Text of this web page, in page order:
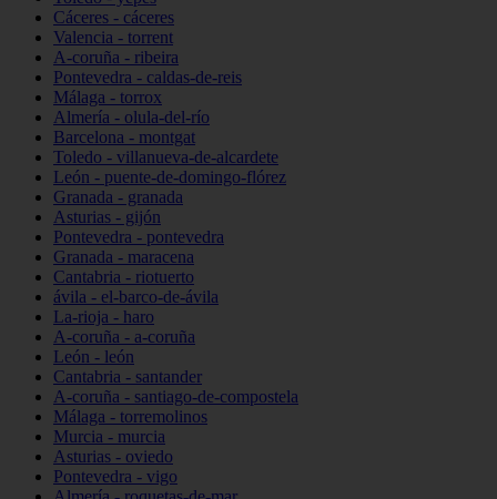
Cáceres - cáceres
Valencia - torrent
A-coruña - ribeira
Pontevedra - caldas-de-reis
Málaga - torrox
Almería - olula-del-río
Barcelona - montgat
Toledo - villanueva-de-alcardete
León - puente-de-domingo-flórez
Granada - granada
Asturias - gijón
Pontevedra - pontevedra
Granada - maracena
Cantabria - riotuerto
ávila - el-barco-de-ávila
La-rioja - haro
A-coruña - a-coruña
León - león
Cantabria - santander
A-coruña - santiago-de-compostela
Málaga - torremolinos
Murcia - murcia
Asturias - oviedo
Pontevedra - vigo